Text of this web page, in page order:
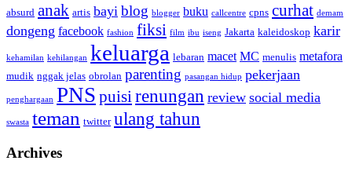
absurd anak artis bayi blog blogger buku callcentre cpns curhat demam
dongeng facebook fashion fiksi film ibu iseng Jakarta kaleidoskop karir
kehamilan kehilangan keluarga lebaran macet MC menulis metafora
mudik nggak jelas obrolan parenting pasangan hidup pekerjaan
penghargaan PNS puisirenungan review social media
swasta teman twitter ulang tahun
Archives